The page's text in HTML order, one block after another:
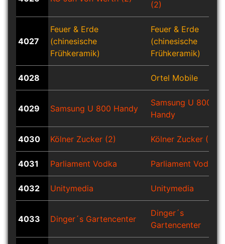
(2)
4027
Feuer & Erde
(chinesische
Frühkeramik)
Feuer & Erde
(chinesische
Frühkeramik)
4028 Ortel Mobile
4029 Samsung U 800 Handy
Samsung U 800
Handy
4030 Kölner Zucker (2) Kölner Zucker (2)
4031 Parliament Vodka Parliament Vodka
4032 Unitymedia Unitymedia
4033 Dinger´s Gartencenter
Dinger´s
Gartencenter